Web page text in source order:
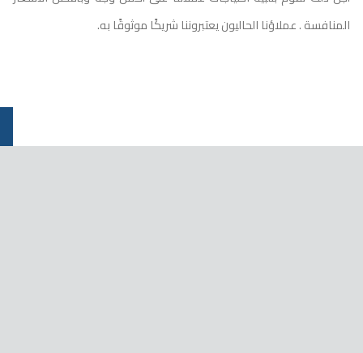
المنافسة . عملاؤنا الحاليون يعتبروننا شريكًا موثوقًا به.